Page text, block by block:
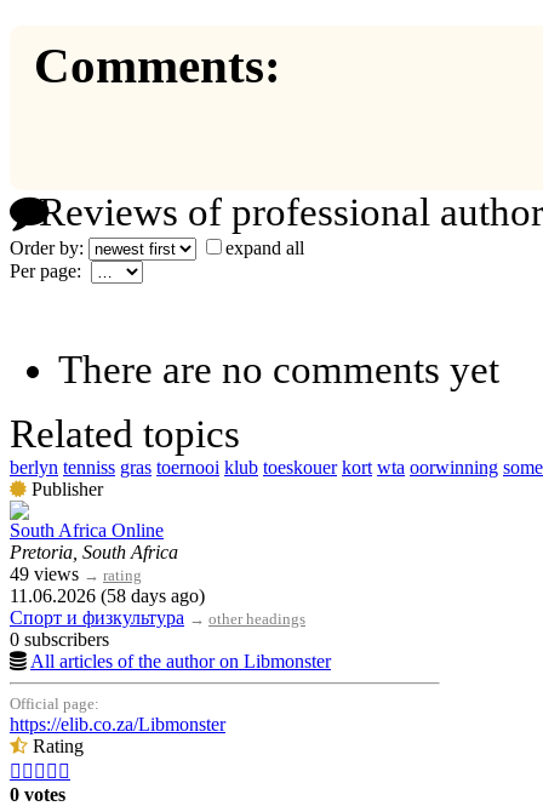
Comments:
Reviews of professional
Order by:
expand all
Per page:
There are no comments yet
Related topics
berlyn tenniss gras toernooi klub toeskouer kort wta oorwinning
Publisher
South Africa Online
Pretoria, South Africa
49 views → rating
11.06.2026 (58 days ago)
Спорт и физкультура → other headings
0 subscribers
All articles of the author on Libmonster
Official page:
https://elib.co.za/Libmonster
Rating
    
0 votes